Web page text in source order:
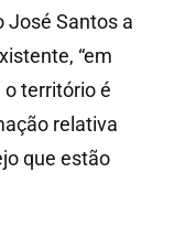
José Santos a
“em
território é
relativa
que estão